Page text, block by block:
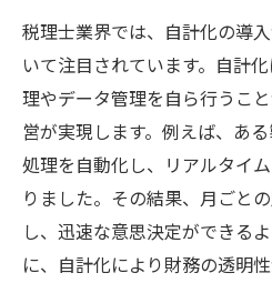
税理士業界では、自計化の導
いて注目されています。自計
理やデータ管理を自ら行うこ
営が実現します。例えば、あ
処理を自動化し、リアルタイ
りました。その結果、月ごと
し、迅速な意思決定ができる
に、自計化により財務の透明